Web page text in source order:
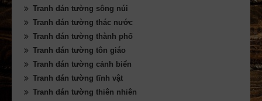
Tranh dán tường sông núi
Tranh dán tường thác nước
Tranh dán tường thành phố
Tranh dán tường tôn giáo
Tranh dán tường cảnh biển
Tranh dán tường tĩnh vật
Tranh dán tường thiên nhiên